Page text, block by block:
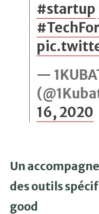
#startup
—
16, 2020
Un
des outils
good